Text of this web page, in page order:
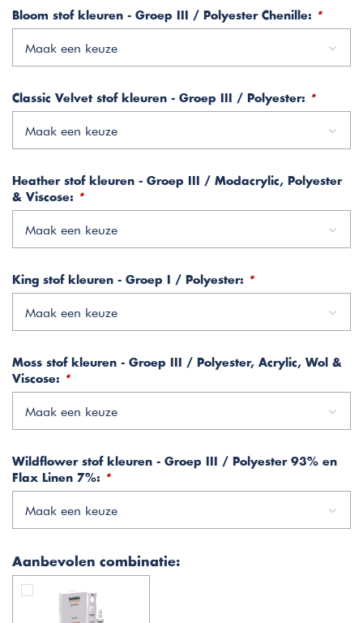
Bloom stof kleuren - Groep III / Polyester Chenille: *
Maak een keuze
Classic Velvet stof kleuren - Groep III / Polyester: *
Maak een keuze
Heather stof kleuren - Groep III / Modacrylic, Polyester
& Viscose:
*
Maak een keuze
King stof kleuren - Groep I / Polyester: *
Maak een keuze
Moss stof kleuren - Groep III / Polyester, Acrylic, Wol &
Viscose:
*
Maak een keuze
Wildflower stof kleuren - Groep III / Polyester 93% en
Flax Linen 7%:
*
Maak een keuze
Aanbevolen combinatie: